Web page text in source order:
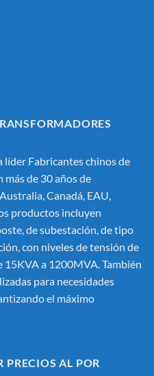
líder Fabricantes chinos de
más de 30 años de
Canadá, EAU,
productos incluyen
de subestación, de tipo
con niveles de tensión de
15KVA a 1200MVA. También
para necesidades
el máximo
AL POR